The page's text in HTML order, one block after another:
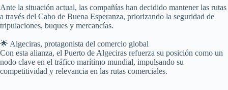
Ante la situación actual, las compañías han decidido mantener las rutas
a través del Cabo de Buena Esperanza, priorizando la seguridad de
tripulaciones, buques y mercancías.
🌟 Algeciras, protagonista del comercio global
Con esta alianza, el Puerto de Algeciras refuerza su posición como un
nodo clave en el tráfico marítimo mundial, impulsando su
competitividad y relevancia en las rutas comerciales.